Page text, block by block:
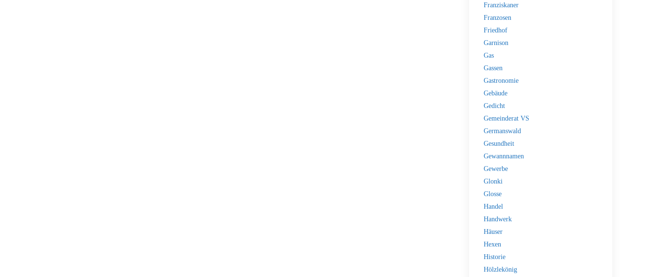
Franziskaner
Franzosen
Friedhof
Garnison
Gas
Gassen
Gastronomie
Gebäude
Gedicht
Gemeinderat VS
Germanswald
Gesundheit
Gewannnamen
Gewerbe
Glonki
Glosse
Handel
Handwerk
Häuser
Hexen
Historie
Hölzlekönig